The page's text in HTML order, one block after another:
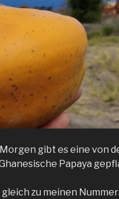
gibt es eine von
Papaya
zu meinen